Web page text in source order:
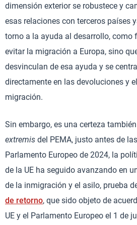
dimensión exterior se robustece y
esas relaciones con terceros países
torno a la ayuda al desarrollo, como
evitar la migración a Europa, sino
desvinculan de esa ayuda y se
directamente en las devoluciones y
migración.
Sin embargo, es una certeza
extremis del PEMA, justo antes de
Parlamento Europeo de 2024, la
de la UE ha seguido avanzando en
de la inmigración y el asilo, prueba
de retorno, que sido objeto de
UE y el Parlamento Europeo el 1 de